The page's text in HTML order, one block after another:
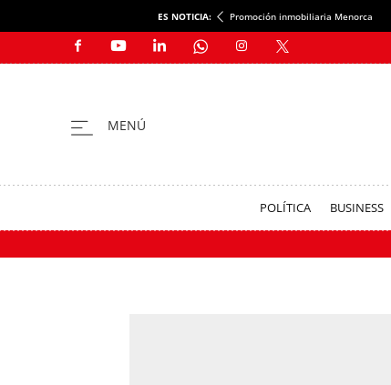
ES NOTICIA: Promoción inmobiliaria Menorca
POLÍTICA BUSINESS